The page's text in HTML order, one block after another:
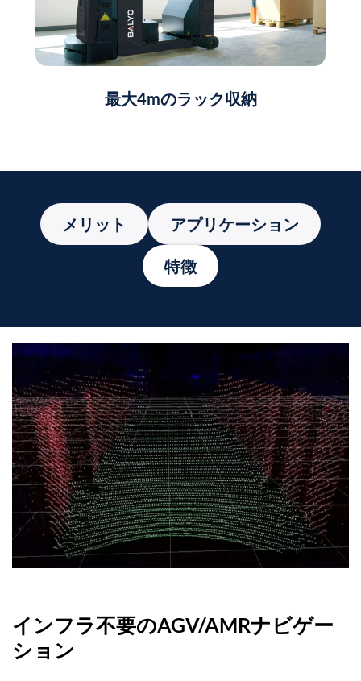
最大4mのラック収納
メリット アプリケーション
特徴
インフラ不要のAGV/AMRナビゲー
ション